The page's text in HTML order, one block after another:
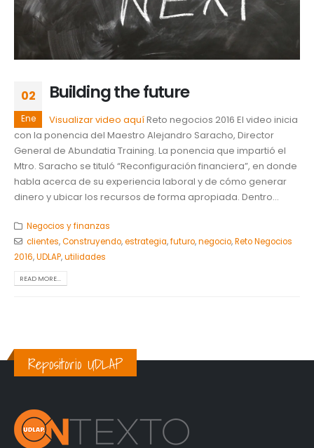
02
Ene
Building the future
Visualizar video aquíReto negocios 2016 El video inicia
con la ponencia del Maestro Alejandro Saracho, Director
General de Abundatia Training. La ponencia que impartió el
Mtro. Saracho se tituló “Reconfiguración financiera”, en donde
habla acerca de su experiencia laboral y de cómo generar
dinero y ubicar los recursos de forma apropiada. Dentro...
Negocios y finanzas
clientes,Construyendo,estrategia,futuro,negocio,Reto Negocios
2016,UDLAP,utilidades
READ MORE...
Repositorio UDLAP